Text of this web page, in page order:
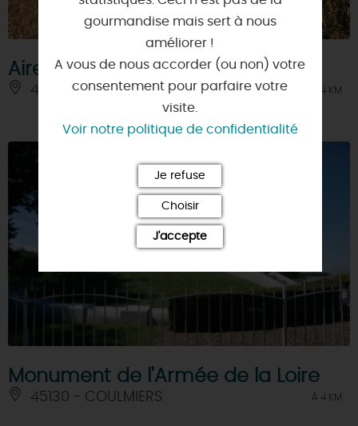
Aire de pique-nique à Coulmiers
45130 - COULMIERS À 4 KM
Monument de l'Armée de la Loire
45130 - COULMIERS À 4 KM
gourmandise mais sert à nous
améliorer !
A vous de nous accorder (ou non) votre
consentement pour parfaire votre
visite.
Voir notre politique de confidentialité
Je refuse
Choisir
J'accepte